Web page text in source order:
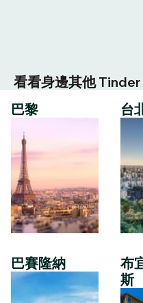
看看身邊其他 Tinder
巴黎
巴賽隆納
台
布
斯